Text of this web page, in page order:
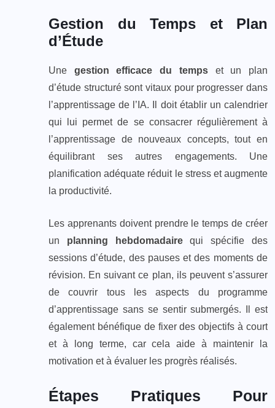
Gestion du Temps et Plan
d’Étude
Une gestion efficace du tempset un plan
d’étude structuré sont vitaux pour progresser dans
l’apprentissage de l’IA. Il doit établir un calendrier
qui lui permet de se consacrer régulièrement à
l’apprentissage de nouveaux concepts, tout en
équilibrant ses autres engagements. Une
planification adéquate réduit le stress et augmente
la productivité.
Les apprenants doivent prendre le temps de créer
un planning hebdomadairequi spécifie des
sessions d’étude, des pauses et des moments de
révision. En suivant ce plan, ils peuvent s’assurer
de couvrir tous les aspects du programme
d’apprentissage sans se sentir submergés. Il est
également bénéfique de fixer des objectifs à court
et à long terme, car cela aide à maintenir la
motivation et à évaluer les progrès réalisés.
Étapes Pratiques Pour